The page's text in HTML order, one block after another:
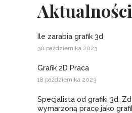
Aktualności
Ile zarabia grafik 3d
30 października 2023
Grafik 2D Praca
18 października 2023
Specjalista od grafiki 3d:
wymarzoną pracę jako